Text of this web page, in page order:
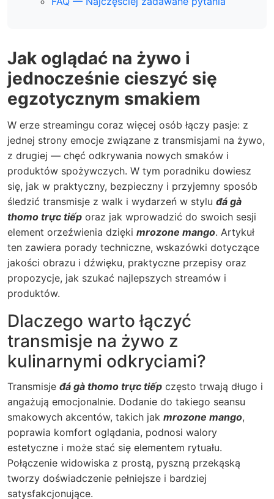
Jak oglądać na żywo i
jednocześnie cieszyć się
egzotycznym smakiem
W erze streamingu coraz więcej osób łączy pasje: z
jednej strony emocje związane z transmisjami na żywo,
z drugiej — chęć odkrywania nowych smaków i
produktów spożywczych. W tym poradniku dowiesz
się, jak w praktyczny, bezpieczny i przyjemny sposób
śledzić transmisje z walk i wydarzeń w stylu đá gà
thomo trực tiếp oraz jak wprowadzić do swoich sesji
element orzeźwienia dzięki mrozone mango. Artykuł
ten zawiera porady techniczne, wskazówki dotyczące
jakości obrazu i dźwięku, praktyczne przepisy oraz
propozycje, jak szukać najlepszych streamów i
produktów.
Dlaczego warto łączyć
transmisje na żywo z
kulinarnymi odkryciami?
Transmisje đá gà thomo trực tiếp często trwają długo i
angażują emocjonalnie. Dodanie do takiego seansu
smakowych akcentów, takich jak mrozone mango,
poprawia komfort oglądania, podnosi walory
estetyczne i może stać się elementem rytuału.
Połączenie widowiska z prostą, pyszną przekąską
tworzy doświadczenie pełniejsze i bardziej
satysfakcjonujące.